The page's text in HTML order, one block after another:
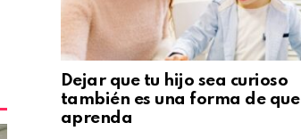
Dejar que tu hijo sea curioso
también es una forma de que
aprenda